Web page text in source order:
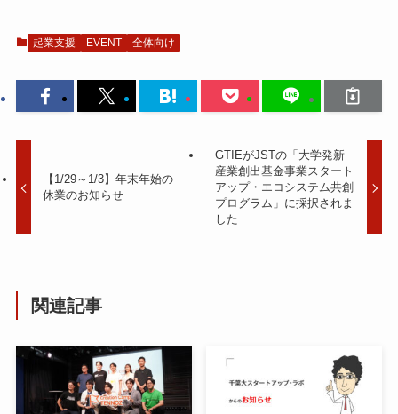
起業支援 EVENT 全体向け
【1/29～1/3】年末年始の
休業のお知らせ
GTIEがJSTの「大学発新
産業創出基金事業スタート
アップ・エコシステム共創
プログラム」に採択されま
した
関連記事